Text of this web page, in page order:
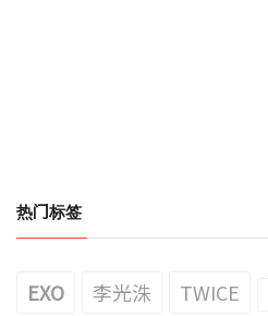
热门标签
EXO 李光洙 TWICE